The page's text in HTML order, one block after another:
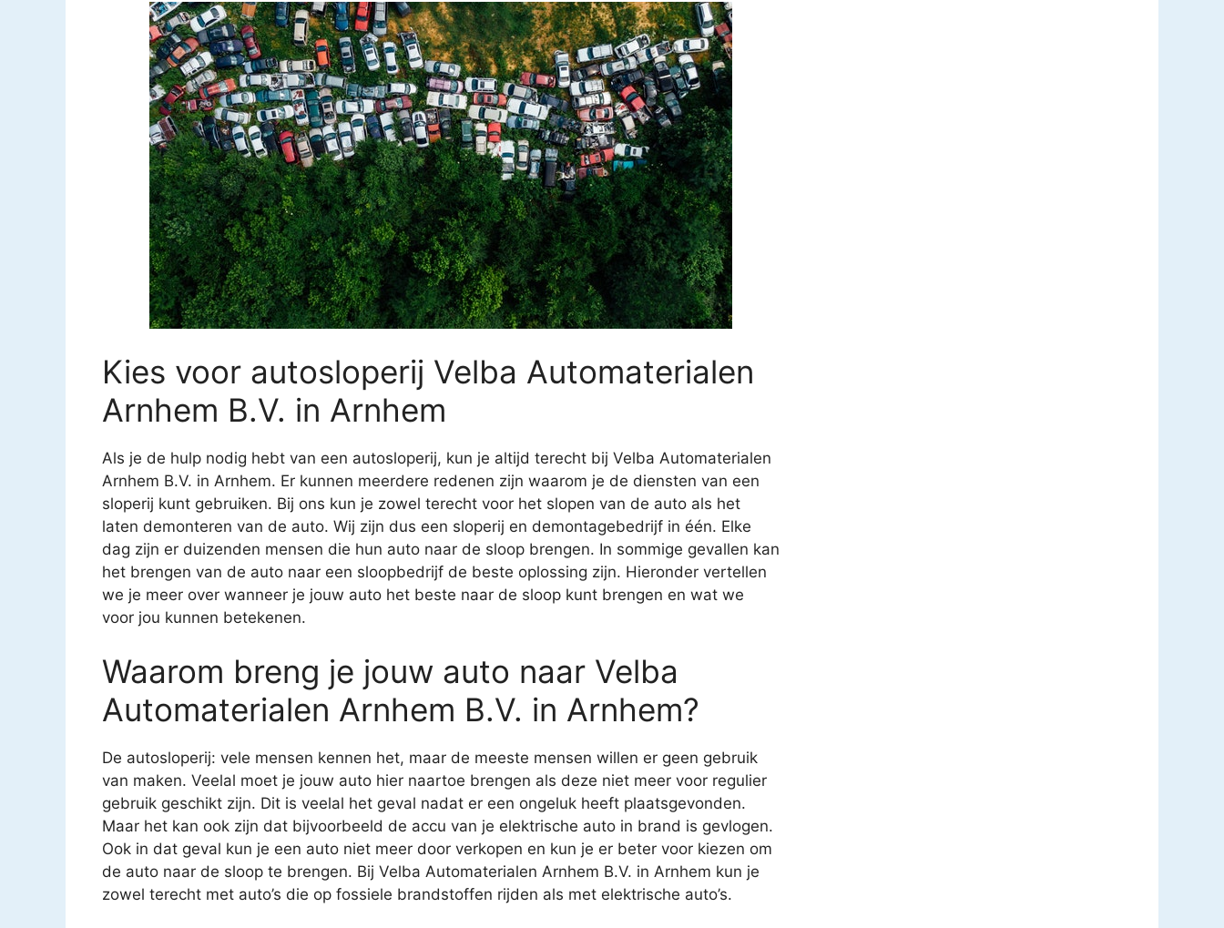
Kies voor autosloperij Velba Automaterialen
Arnhem B.V. in Arnhem
Als je de hulp nodig hebt van een autosloperij, kun je altijd terecht bij Velba Automaterialen
Arnhem B.V. in Arnhem. Er kunnen meerdere redenen zijn waarom je de diensten van een
sloperij kunt gebruiken. Bij ons kun je zowel terecht voor het slopen van de auto als het
laten demonteren van de auto. Wij zijn dus een sloperij en demontagebedrijf in één. Elke
dag zijn er duizenden mensen die hun auto naar de sloop brengen. In sommige gevallen kan
het brengen van de auto naar een sloopbedrijf de beste oplossing zijn. Hieronder vertellen
we je meer over wanneer je jouw auto het beste naar de sloop kunt brengen en wat we
voor jou kunnen betekenen.
Waarom breng je jouw auto naar Velba
Automaterialen Arnhem B.V. in Arnhem?
De autosloperij: vele mensen kennen het, maar de meeste mensen willen er geen gebruik
van maken. Veelal moet je jouw auto hier naartoe brengen als deze niet meer voor regulier
gebruik geschikt zijn. Dit is veelal het geval nadat er een ongeluk heeft plaatsgevonden.
Maar het kan ook zijn dat bijvoorbeeld de accu van je elektrische auto in brand is gevlogen.
Ook in dat geval kun je een auto niet meer door verkopen en kun je er beter voor kiezen om
de auto naar de sloop te brengen. Bij Velba Automaterialen Arnhem B.V. in Arnhem kun je
zowel terecht met auto’s die op fossiele brandstoffen rijden als met elektrische auto’s.